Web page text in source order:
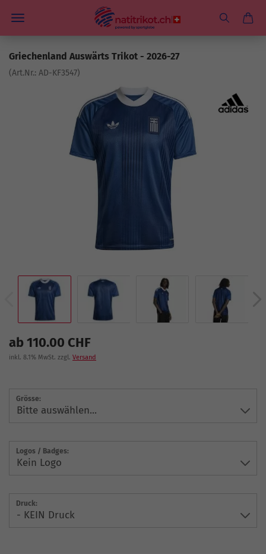
Griechenland Auswärts Trikot - 2026-27
(Art.Nr.: AD-KF3547)
ab 110.00 CHF
inkl. 8.1% MwSt. zzgl. Versand
Grösse:
Logos / Badges:
Druck: